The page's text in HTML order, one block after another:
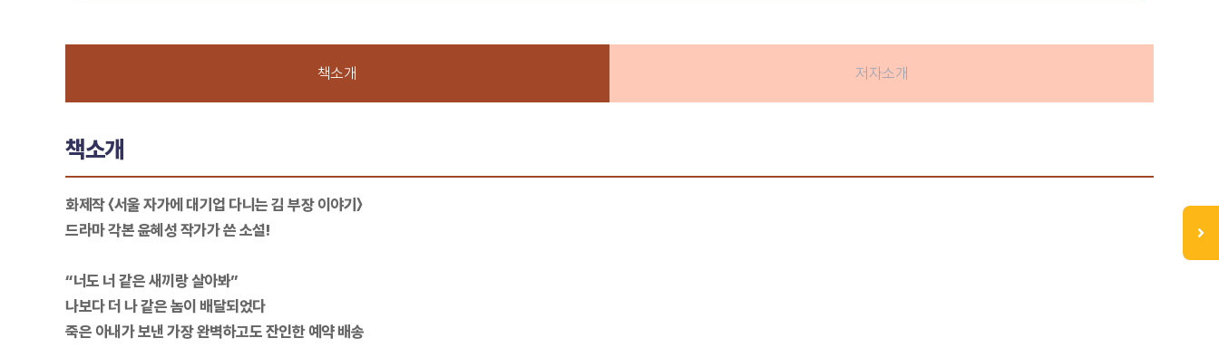
책소개 저자소개
책소개
화제작 〈서울 자가에 대기업 다니는 김 부장 이야기〉
드라마 각본 윤혜성 작가가 쓴 소설!
“너도 너 같은 새끼랑 살아봐”
나보다 더 나 같은 놈이 배달되었다
죽은 아내가 보낸 가장 완벽하고도 잔인한 예약 배송